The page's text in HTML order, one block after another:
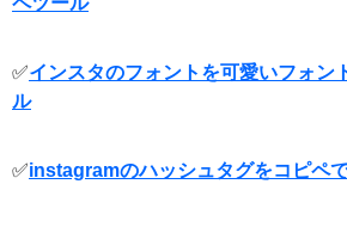
✅インスタのフォントを可愛いフォン
ル
✅instagramのハッシュタグをコピペ